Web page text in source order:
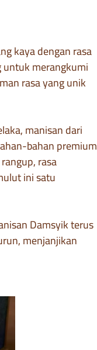
kaya dengan rasa
untuk merangkumi
rasa yang unik
manisan dari
bahan premium
rasa
ini satu
Damsyik terus
menjanjikan